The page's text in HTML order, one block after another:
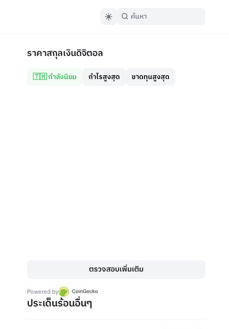
ราคาสกุลเงินดิจิตอล
🇹🇭 กำลังนิยม กำไรสูงสุด ขาดทุนสูงสุด
ตรวจสอบเพิ่มเติม
Powered by
ประเด็นร้อนอื่นๆ